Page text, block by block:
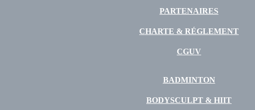
PARTENAIRES
CHARTE & RÉGLEMENT
CGUV
BADMINTON
BODYSCULPT & HIIT